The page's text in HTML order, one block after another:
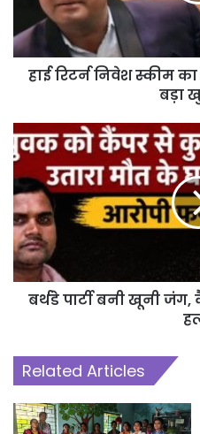
हाई रिटर्न निवेश स्कीम
बड़ा
बर्थडे पार्टी बनी खूनी
Related Articles